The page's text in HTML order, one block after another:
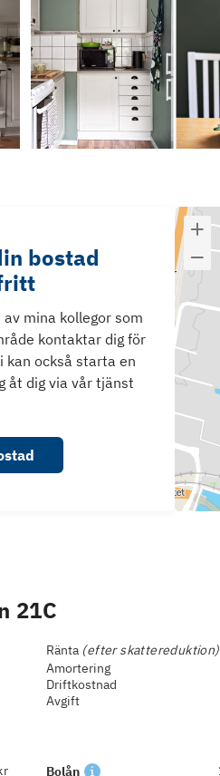
bostad
mina kollegor som
kontaktar dig för
kan också starta en
åt dig via vår tjänst
21C
Ränta (efter skattereduktion)
Amortering
Driftkostnad
Avgift
Bolån